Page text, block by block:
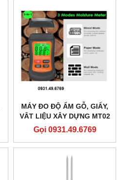
MÁY ĐO ĐỘ ẨM GỖ, GIẤY,
VÂT LIỆU XÂY DỰNG MT02
Gọi 0931.49.6769